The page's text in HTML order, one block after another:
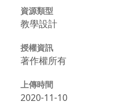
資源類型
教學設計
授權資訊
著作權所有
上傳時間
2020-11-10